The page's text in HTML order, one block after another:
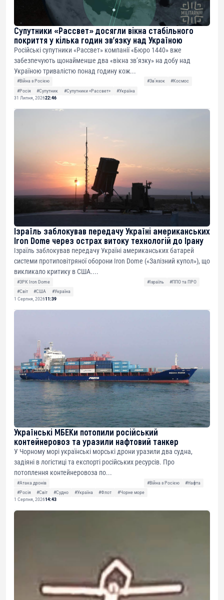
Супутники «Рассвет» досягли вікна стабільного
покриття у кілька годин зв’язку над Україною
Російські супутники «Рассвет» компанії «Бюро 1440» вже
забезпечують щонайменше два «вікна зв’язку» на добу над
Україною тривалістю понад годину кож...
#Війна з Росією #Звʼязок
#Космос
#Росія
#Супутник #Супутники «Рассвет»
#Україна
31 Липня, 202622:46
Ізраїль заблокував передачу Україні американських
Iron Dome через острах витоку технологій до Ірану
Ізраїль заблокував передачу Україні американських батарей
системи протиповітряної оборони Iron Dome («Залізний купол»), що
викликало критику в США....
#ЗРК Iron Dome #Ізраїль
#ППО та ПРО
#Світ
#США
#Україна
1 Серпня, 202611:39
Українські МБЕКи потопили російський
контейнеровоз та уразили нафтовий танкер
У Чорному морі українські морські дрони уразили два судна,
задіяні в логістиці та експорті російських ресурсів. Про
потоплення контейнеровоза по...
#Атака дронів #Війна з Росією
#Нафта
#Росія
#Світ #Судно #Україна #Флот
#Чорне море
1 Серпня, 202614:43